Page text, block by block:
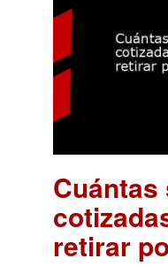
Cuántas
retirar